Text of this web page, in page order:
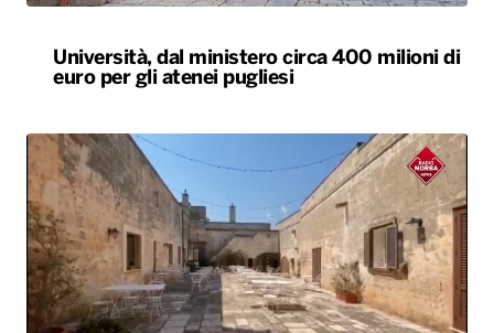
Università, dal ministero circa 400 milioni di
euro per gli atenei pugliesi